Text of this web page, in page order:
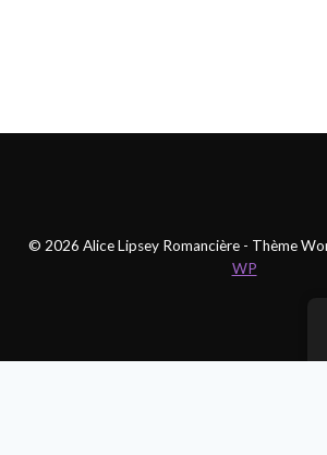
© 2026 Alice Lipsey Romancière - Thème
WP